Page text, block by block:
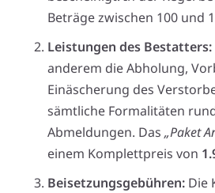
Beträge zwischen 100 und
Leistungen des Bestatters:
anderem die Abholung,
Einäscherung des
sämtliche Formalitäten
Abmeldungen. Das „Paket
einem Komplettpreis von
Beisetzungsgebühren: Die